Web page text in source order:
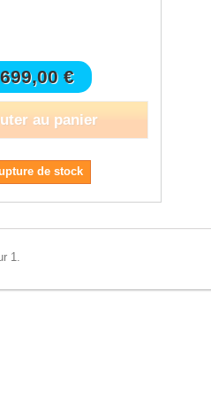
699,00 €
au panier
de stock
1.